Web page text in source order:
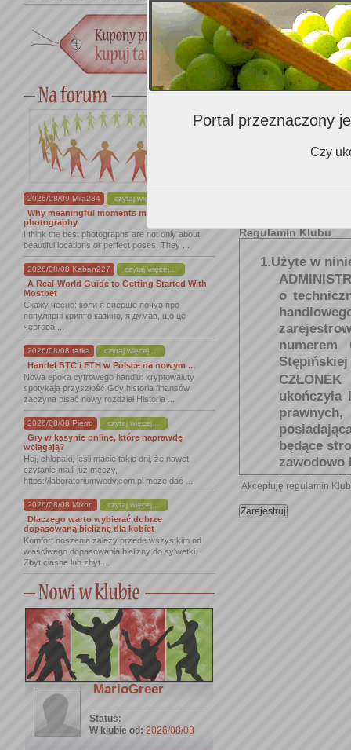
2026/08/09 Mila234 czytaj więcej...
Why meaningful moments matter in
photography
I think the best photographs are not only about
beautiful locations or perfect poses. They ...
2026/08/08 Kaban227 czytaj więcej...
A Real-World Guide to Getting Started With
Mostbet
Скажу чесно: коли я вперше почув про
популярні крипто казино, я думав, що це
чергова ...
2026/08/08 tatka czytaj więcej...
Handel BTC i ETH w Polsce na nowym ...
Nowa epoka cyfrowego handlu: kryptowaluty
spotykają przyszłość Gdy historia finansów
zaczyna pisać nowy rozdział Historia ...
2026/08/08 Pierro czytaj więcej...
Gry w kasynie online, które naprawdę
wciągają?
Hej, chłopaki, jeśli macie takie dni, że nawet
czytanie maili już męczy,
https://laboratoriumwody.com.pl może dać ...
2026/08/08 Mixon czytaj więcej...
Dlaczego warto wybierać dobrze
dopasowaną bieliznę dla kobiet
Komfort noszenia zależy przede wszystkim od
właściwego dopasowania bielizny do sylwetki.
Zbyt ciasne lub zbyt ...
MarioGreer
Status:
W klubie od: 2026/08/08
Gdzie najczęściej
wino?
Czy wyrażasz zgodę na
Regulamin Klubu
1.Użyte w
o
Stępińskiej
CZŁONEK
będące
zawodowo
handlowej
VIP/
lat
Akceptuję regulamin
Portal przeznaczony
Czy